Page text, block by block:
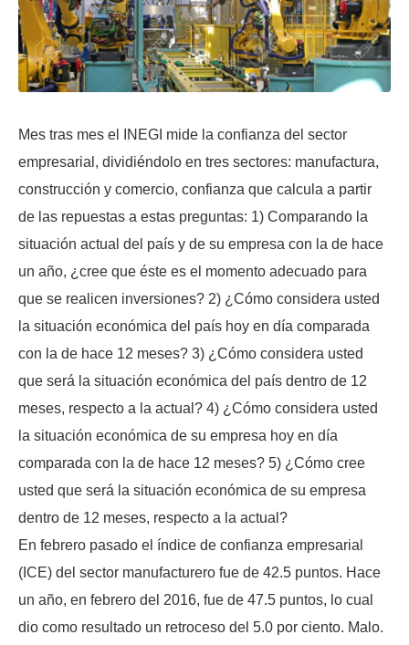
Mes tras mes el INEGI mide la confianza del sector
empresarial, dividiéndolo en tres sectores: manufactura,
construcción y comercio, confianza que calcula a partir
de las repuestas a estas preguntas: 1) Comparando la
situación actual del país y de su empresa con la de hace
un año, ¿cree que éste es el momento adecuado para
que se realicen inversiones? 2) ¿Cómo considera usted
la situación económica del país hoy en día comparada
con la de hace 12 meses? 3) ¿Cómo considera usted
que será la situación económica del país dentro de 12
meses, respecto a la actual? 4) ¿Cómo considera usted
la situación económica de su empresa hoy en día
comparada con la de hace 12 meses? 5) ¿Cómo cree
usted que será la situación económica de su empresa
dentro de 12 meses, respecto a la actual?
En febrero pasado el índice de confianza empresarial
(ICE) del sector manufacturero fue de 42.5 puntos. Hace
un año, en febrero del 2016, fue de 47.5 puntos, lo cual
dio como resultado un retroceso del 5.0 por ciento. Malo.